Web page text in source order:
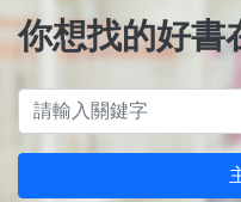
你想找的好書